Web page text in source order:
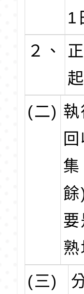
1
２、
(二)
熟
(三)